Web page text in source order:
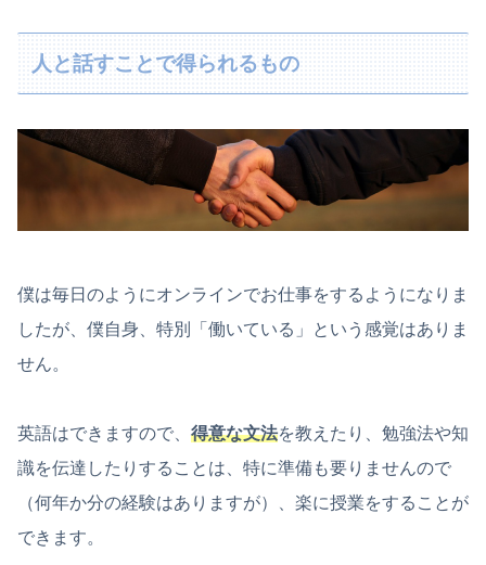
人と話すことで得られるもの
僕は毎日のようにオンラインでお仕事をするようになりま
したが、僕自身、特別「働いている」という感覚はありま
せん。
英語はできますので、 得意な文法を教えたり、勉強法や知
識を伝達したりすることは、特に準備も要りませんので
（何年か分の経験はありますが）、楽に授業をすることが
できます。